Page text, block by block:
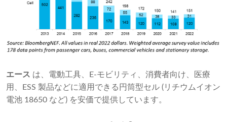
エース は、電動工具、E-モビリティ、消費者向け、医療
用、ESS 製品などに適用できる円​​筒型セル (リチウムイオン
電池 18650 など) を安価で提供しています。